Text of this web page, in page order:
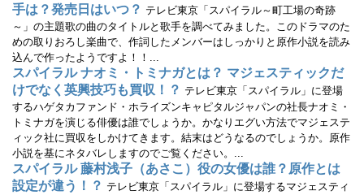
手は？発売日はいつ？ テレビ東京「スパイラル～町工場の奇跡
～」の主題歌の曲のタイトルと歌手を調べてみました。このドラマのた
めの取りおろし楽曲で、作詞したメンバーはしっかりと原作小説を読み
込んで作ったようですよ！！...
スパイラル ナオミ・トミナガとは？ マジェスティックだ
けでなく英興技巧も買収！？ テレビ東京「スパイラル」に登場
するハゲタカファンド・ホライズンキャピタルジャパンの社長ナオミ・
トミナガを演じる俳優は誰でしょうか。かなりエグい方法でマジェステ
ィック社に買収をしかけてきます。結末はどうなるのでしょうか。原作
小説を基にネタバレしますのでご覧ください。...
スパイラル 藤村浅子（あさこ）役の女優は誰？原作とは
設定が違う！？ テレビ東京「スパイラル」に登場するマジェスティ